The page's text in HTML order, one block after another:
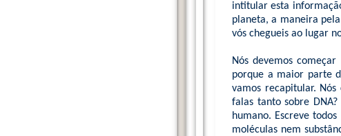
intitular esta
planeta, a maneira
vós chegueis ao lugar
Nós devemos
porque a maior parte
vamos recapitular.
falas tanto sobre
humano. Escreve
moléculas nem